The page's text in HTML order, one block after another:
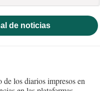
de noticias
los diarios impresos en